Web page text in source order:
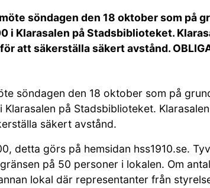
söndagen den 18 oktober som på
i Klarasalen på Stadsbiblioteket.
att säkerställa säkert avstånd.
söndagen den 18 oktober som på
på Stadsbiblioteket.
säkert avstånd.
detta görs på hemsidan hss1910.se.
på 50 personer i lokalen. Om
lokal där representanter från